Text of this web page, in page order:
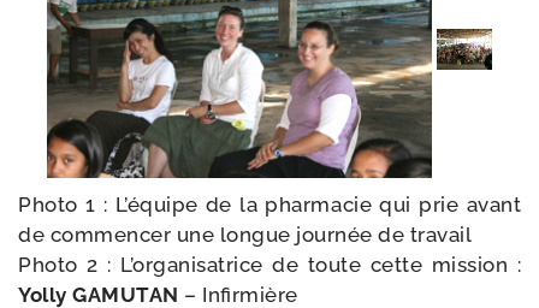
Photo 1 : L’équipe de la phar­ma­cie qui prie avant
de com­men­cer une longue jour­née de travail
Photo 2 : L’organisatrice de toute cette mis­sion :
Yolly GAMUTAN – Infirmière